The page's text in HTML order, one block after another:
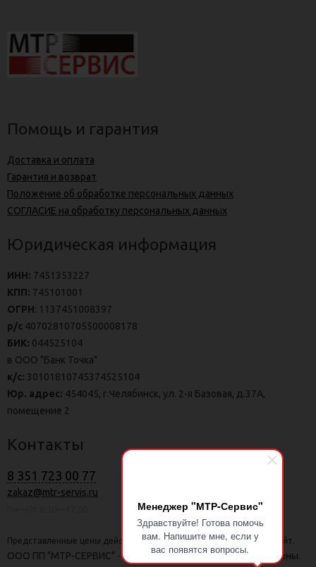
Менеджер "МТР-Сервис"
Здравствуйте! Готова помочь
вам. Напишите мне, если у
вас появятся вопросы.
Помощь и гарантия
Доставка и оплата
Гарантия и возврат
Положение об обработке персональных данных
СОГЛАСИЕ на обработку персональных данных
Юридическая информация
ИНН: 7451353227
КПП: 745101001
ОГРН: 1137451008397
р/с 40702810705500008178
БИК: 044525104
в ООО "Банк Точка"
к/с: 30101810745374525104
Юр. адрес: 454045, г.Челябинск, ул. 2-я Базовая, д.37А,
помещение 2
Контакты
8 351 723 00 77
zakaz@mtr-servis.ru
Представленные цены действительны только при заказе через сайт.
ООО ПП "МТР-СЕРВИС" - г. Калининград | Все права защищены.